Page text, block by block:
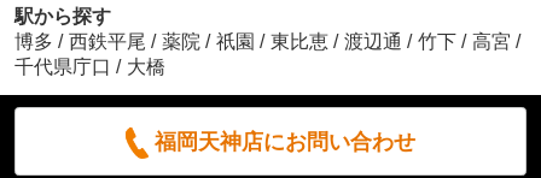
駅から探す
博多 / 西鉄平尾 / 薬院 / 祇園 / 東比恵 / 渡辺通 / 竹下 / 高宮 /
千代県庁口 / 大橋
福岡天神店にお問い合わせ